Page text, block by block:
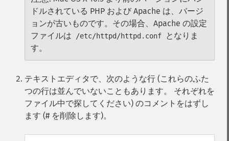
ドルされている PHP および Apache は、バージ
ョンが古いものです。その場合、Apache の設定
ファイルは
/etc/httpd/httpd.conf
となりま
す。
テキストエディタで、次のような行 (これらのふた
つの行は並んでいないこともあります。 それぞれを
ファイル中で探してください) のコメントをはずし
ます (# を削除します)。